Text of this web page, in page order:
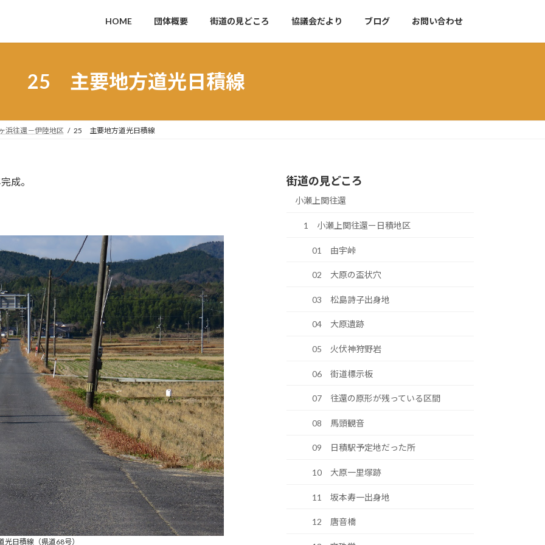
HOME 団体概要 街道の見どころ 協議会だより ブログ お問い合わせ
25 主要地方道光日積線
往還－伊陸地区 25 主要地方道光日積線
成。
光日積線（県道68号）
街道の見どころ
小瀬上関往還
1 小瀬上関往還ー日積地区
01 由宇峠
02 大原の盃状穴
03 松島詩子出身地
04 大原遺跡
05 火伏神狩野岩
06 街道標示板
07 往還の原形が残っている区間
08 馬頭観音
09 日積駅予定地だった所
10 大原一里塚跡
11 坂本寿一出身地
12 唐音橋